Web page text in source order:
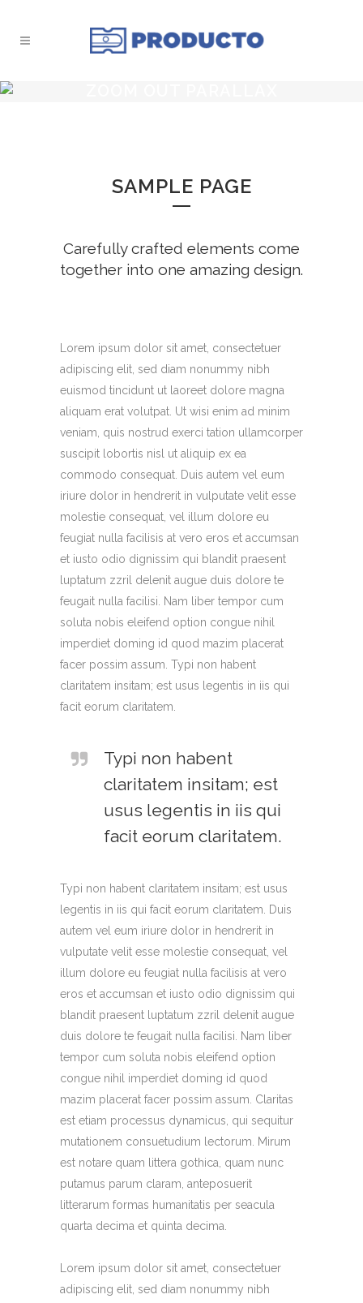
SAMPLE PAGE
Carefully crafted elements come
together into one amazing design.
Lorem ipsum dolor sit amet, consectetuer
adipiscing elit, sed diam nonummy nibh
euismod tincidunt ut laoreet dolore magna
aliquam erat volutpat. Ut wisi enim ad minim
veniam, quis nostrud exerci tation ullamcorper
suscipit lobortis nisl ut aliquip ex ea
commodo consequat. Duis autem vel eum
iriure dolor in hendrerit in vulputate velit esse
molestie consequat, vel illum dolore eu
feugiat nulla facilisis at vero eros et accumsan
et iusto odio dignissim qui blandit praesent
luptatum zzril delenit augue duis dolore te
feugait nulla facilisi. Nam liber tempor cum
soluta nobis eleifend option congue nihil
imperdiet doming id quod mazim placerat
facer possim assum. Typi non habent
claritatem insitam; est usus legentis in iis qui
facit eorum claritatem.
Typi non habent
claritatem insitam; est
usus legentis in iis qui
facit eorum claritatem.
Typi non habent claritatem insitam; est usus
legentis in iis qui facit eorum claritatem. Duis
autem vel eum iriure dolor in hendrerit in
vulputate velit esse molestie consequat, vel
illum dolore eu feugiat nulla facilisis at vero
eros et accumsan et iusto odio dignissim qui
blandit praesent luptatum zzril delenit augue
duis dolore te feugait nulla facilisi. Nam liber
tempor cum soluta nobis eleifend option
congue nihil imperdiet doming id quod
mazim placerat facer possim assum. Claritas
est etiam processus dynamicus, qui sequitur
mutationem consuetudium lectorum. Mirum
est notare quam littera gothica, quam nunc
putamus parum claram, anteposuerit
litterarum formas humanitatis per seacula
quarta decima et quinta decima.
Lorem ipsum dolor sit amet, consectetuer
adipiscing elit, sed diam nonummy nibh